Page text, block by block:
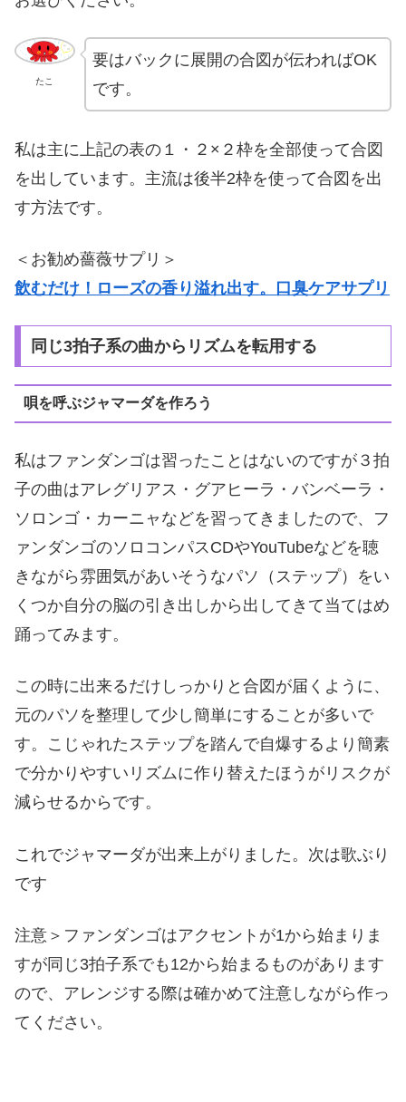
たこ
要はバックに展開の合図が伝わればOK
です。
私は主に上記の表の１・２×２枠を全部使って合図
を出しています。主流は後半2枠を使って合図を出
す方法です。
＜お勧め薔薇サプリ＞
飲むだけ！ローズの香り溢れ出す。口臭ケアサプリ
同じ3拍子系の曲からリズムを転用する
唄を呼ぶジャマーダを作ろう
私はファンダンゴは習ったことはないのですが３拍
子の曲はアレグリアス・グアヒーラ・バンベーラ・
ソロンゴ・カーニャなどを習ってきましたので、フ
ァンダンゴのソロコンパスCDやYouTubeなどを聴
きながら雰囲気があいそうなパソ（ステップ）をい
くつか自分の脳の引き出しから出してきて当てはめ
踊ってみます。
この時に出来るだけしっかりと合図が届くように、
元のパソを整理して少し簡単にすることが多いで
す。こじゃれたステップを踏んで自爆するより簡素
で分かりやすいリズムに作り替えたほうがリスクが
減らせるからです。
これでジャマーダが出来上がりました。次は歌ぶり
です
注意＞ファンダンゴはアクセントが1から始まりま
すが同じ3拍子系でも12から始まるものがあります
ので、アレンジする際は確かめて注意しながら作っ
てください。